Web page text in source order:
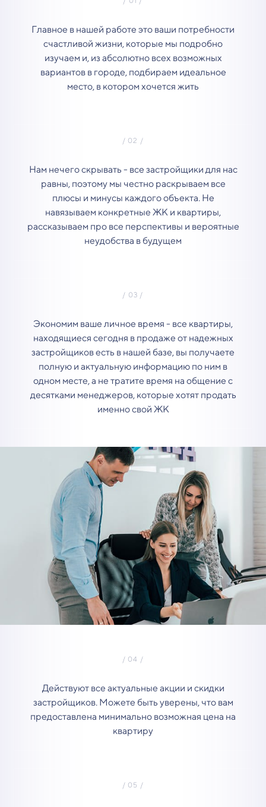
Главное в нашей работе это ваши потребности
счастливой жизни, которые мы подробно
изучаем и, из абсолютно всех возможных
вариантов в городе, подбираем идеальное
место, в котором хочется жить
Нам нечего скрывать - все застройщики для нас
равны, поэтому мы честно раскрываем все
плюсы и минусы каждого объекта. Не
навязываем конкретные ЖК и квартиры,
рассказываем про все перспективы и вероятные
неудобства в будущем
Экономим ваше личное время - все квартиры,
находящиеся сегодня в продаже от надежных
застройщиков есть в нашей базе, вы получаете
полную и актуальную информацию по ним в
одном месте, а не тратите время на общение с
десятками менеджеров, которые хотят продать
именно свой ЖК
Действуют все актуальные акции и скидки
застройщиков. Можете быть уверены, что вам
предоставлена минимально возможная цена на
квартиру